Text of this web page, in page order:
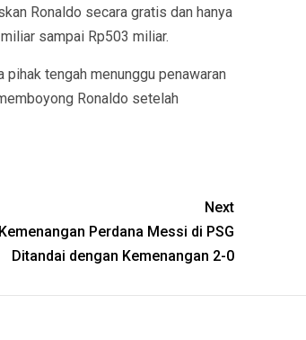
Ronaldo secara gratis dan hanya
sampai Rp503 miliar.
tengah menunggu penawaran
Ronaldo setelah
Next
Perdana Messi di PSG
Ditandai dengan Kemenangan 2-0